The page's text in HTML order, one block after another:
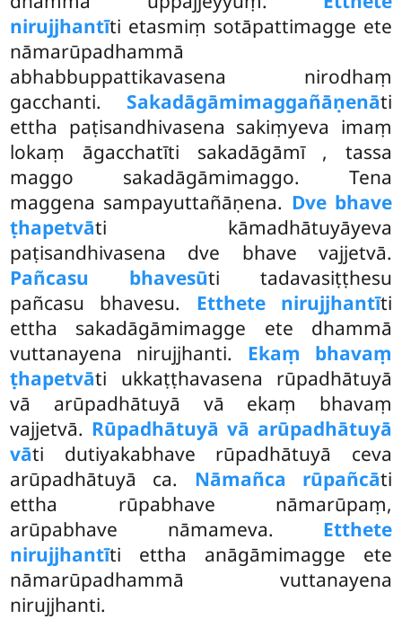
nirujjhantīti etasmiṃ sotāpattimagge ete
nāmarūpadhammā
abhabbuppattikavasena nirodhaṃ
gacchanti. Sakadāgāmimaggañāṇenāti
ettha paṭisandhivasena sakiṃyeva imaṃ
lokaṃ āgacchatīti sakadāgāmī , tassa
maggo sakadāgāmimaggo. Tena
maggena sampayuttañāṇena. Dve bhave
ṭhapetvāti kāmadhātuyāyeva
paṭisandhivasena dve bhave vajjetvā.
Pañcasu bhavesūti tadavasiṭṭhesu
pañcasu bhavesu. Etthete nirujjhantīti
ettha sakadāgāmimagge ete dhammā
vuttanayena nirujjhanti. Ekaṃ bhavaṃ
ṭhapetvāti ukkaṭṭhavasena rūpadhātuyā
vā arūpadhātuyā vā ekaṃ bhavaṃ
vajjetvā. Rūpadhātuyā vā arūpadhātuyā
vāti dutiyakabhave rūpadhātuyā ceva
arūpadhātuyā ca. Nāmañca rūpañcāti
ettha rūpabhave nāmarūpaṃ,
arūpabhave nāmameva. Etthete
nirujjhantīti ettha anāgāmimagge ete
nāmarūpadhammā vuttanayena
nirujjhanti.